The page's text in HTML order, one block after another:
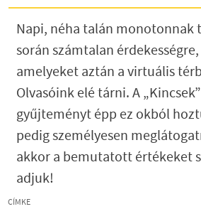
Napi, néha talán monotonnak
során számtalan
amelyeket aztán a virtuális
Olvasóink elé tárni. A
gyűjteményt épp ez okból
pedig személyesen
akkor a bemutatott értékeket
adjuk!
CÍMKE